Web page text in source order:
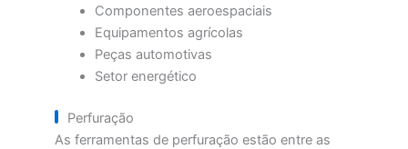
Componentes aeroespaciais
Equipamentos agrícolas
Peças automotivas
Setor energético
Perfuração
As ferramentas de perfuração estão entre as